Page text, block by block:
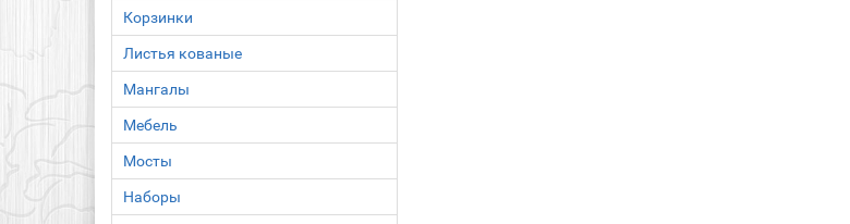
Корзинки
Листья кованые
Мангалы
Мебель
Мосты
Наборы